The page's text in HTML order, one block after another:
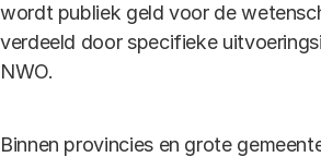
wordt publiek geld voor de
verdeeld door specifieke
NWO.
Binnen provincies en grote